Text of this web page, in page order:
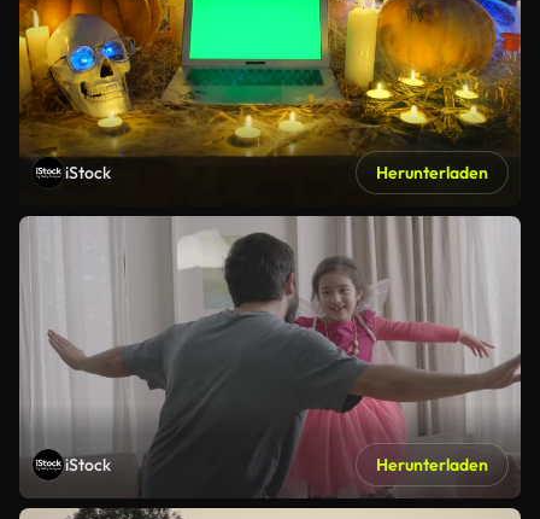
iStock Herunterladen
iStock Herunterladen